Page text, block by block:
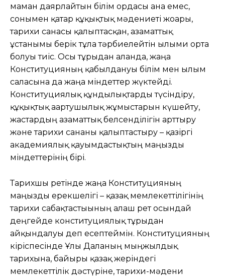
маман даярлайтын білім ордасы ғана емес,
сонымен қатар құқықтық мәдениеті жоғары,
тарихи санасы қалыптасқан, азаматтық
ұстанымы берік тұлға тәрбиелейтін ғылыми орта
болуы тиіс. Осы тұрғыдан алғанда, жаңа
Конституцияның қабылдануы білім мен ғылым
саласына да жаңа міндеттер жүктейді.
Конституциялық құндылықтарды түсіндіру,
құқықтық ағартушылық жұмыстарын күшейту,
жастардың азаматтық белсенділігін арттыру
және тарихи сананы қалыптастыру – қазіргі
академиялық қауымдастықтың маңызды
міндеттерінің бірі.
Тарихшы ретінде жаңа Конституцияның
маңызды ерекшелігі – қазақ мемлекеттілігінің
тарихи сабақтастығының алғаш рет осындай
деңгейде конституциялық тұрғыдан
айқындалуы деп есептеймін. Конституцияның
кіріспесінде Ұлы Даланың мыңжылдық
тарихына, байырғы қазақ жеріндегі
мемлекеттілік дәстүріне, тарихи-мәдени